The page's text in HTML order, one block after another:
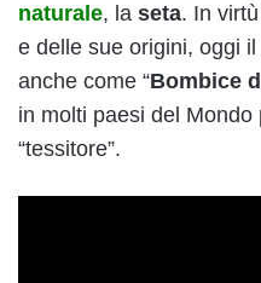
naturale, la seta. In
e delle sue origini, oggi
anche come “Bombice
in molti paesi del Mondo
“tessitore”.